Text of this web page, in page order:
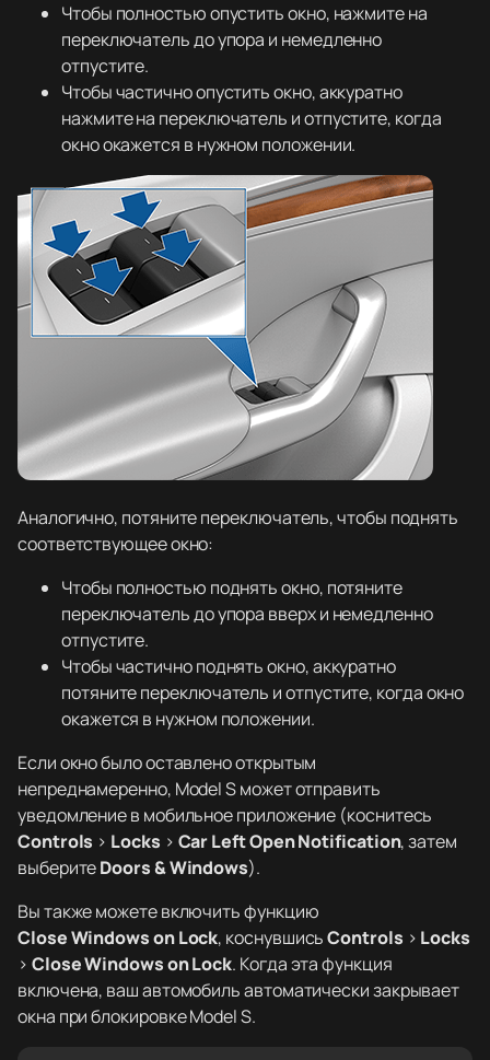
Чтобы полностью опустить окно, нажмите на
переключатель до упора и немедленно
отпустите.
Чтобы частично опустить окно, аккуратно
нажмите на переключатель и отпустите, когда
окно окажется в нужном положении.
Аналогично, потяните переключатель, чтобы поднять
соответствующее окно:
Чтобы полностью поднять окно, потяните
переключатель до упора вверх и немедленно
отпустите.
Чтобы частично поднять окно, аккуратно
потяните переключатель и отпустите, когда окно
окажется в нужном положении.
Если окно было оставлено открытым
непреднамеренно, Model S может отправить
уведомление в мобильное приложение (коснитесь
Controls > Locks > Car Left Open Notification, затем
выберитеDoors & Windows).
Вы также можете включить функцию
Close Windows on Lock, коснувшисьControls > Locks
> Close Windows on Lock. Когда эта функция
включена, ваш автомобиль автоматически закрывает
окна при блокировке Model S.